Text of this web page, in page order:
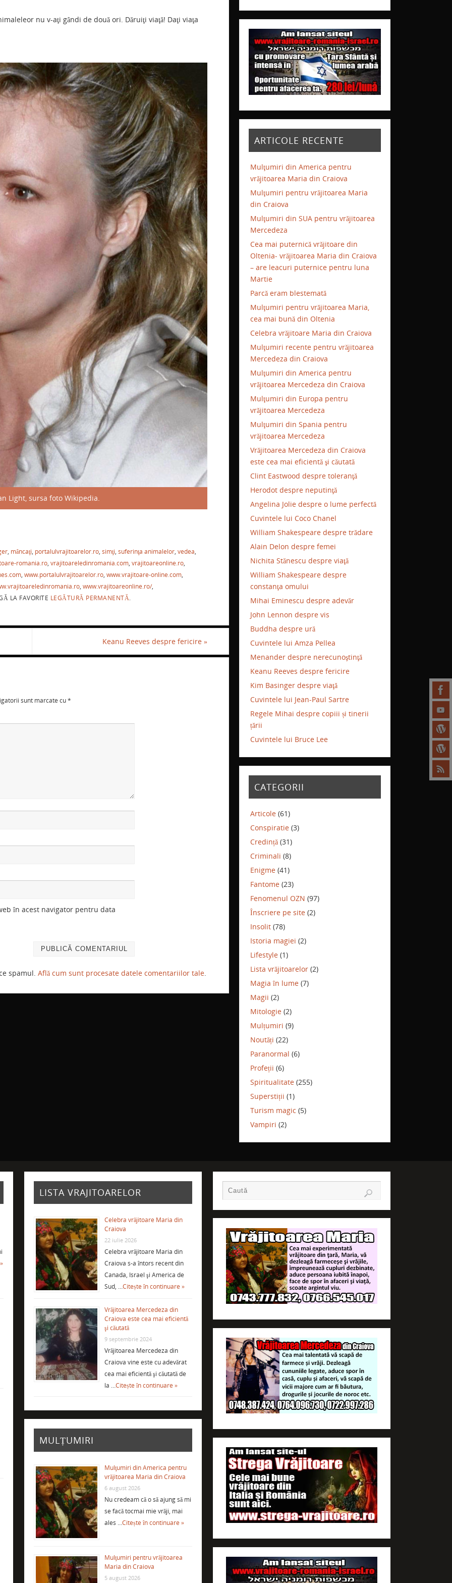
ar
nu v-aţi gândi de două ori. Dăruiţi viaţă! Daţi viaţa
Light, sursa foto Wikipedia.
, mâncaţi portalulvrajitoarelor.ro, simţi suferinţa animalelor, vedea
romania.ro, vrajitoareledinromania.com, vrajitoareonline.ro,
www.portalulvrajitoarelor.ro www.vrajitoare-online.com
www.vrajitoareonline.ro/
LA FAVORITE LEGĂTURĂ PERMANENTĂ
Keanu Reeves despre fericire »
sunt marcate cu*
în acest navigator pentru data
spamul. Află cum sunt procesate datele comentariilor tale.
ARTICOLE RECENTE
Mulţumiri din America pentru
vrăjitoarea Maria din Craiova
Mulţumiri pentru vrăjitoarea Maria
din Craiova
Mulţumiri din SUA pentru vrăjitoarea
Mercedeza
Cea mai puternică vrăjitoare din
Oltenia- vrăjitoarea Maria din Craiova
– are leacuri puternice pentru luna
Martie
Parcă eram blestemată
Mulţumiri pentru vrăjitoarea Maria,
cea mai bună din Oltenia
Celebra vrăjitoare Maria din Craiova
Mulţumiri recente pentru vrăjitoarea
Mercedeza din Craiova
Mulţumiri din America pentru
vrăjitoarea Mercedeza din Craiova
Mulţumiri din Europa pentru
vrăjitoarea Mercedeza
Mulţumiri din Spania pentru
vrăjitoarea Mercedeza
Vrăjitoarea Mercedeza din Craiova
este cea mai eficientă şi căutată
Clint Eastwood despre toleranţă
Herodot despre neputinţă
Angelina Jolie despre o lume perfectă
Cuvintele lui Coco Chanel
William Shakespeare despre trădare
Alain Delon despre femei
Nichita Stănescu despre viaţă
William Shakespeare despre
constanţa omului
Mihai Eminescu despre adevăr
John Lennon despre vis
Buddha despre ură
Cuvintele lui Amza Pellea
Menander despre nerecunoştinţă
Keanu Reeves despre fericire
Kim Basinger despre viaţă
Cuvintele lui Jean-Paul Sartre
Regele Mihai despre copiii și tinerii
țării
Cuvintele lui Bruce Lee
CATEGORII
Articole (61)
Conspiratie (3)
Credință (31)
Criminali (8)
Enigme (41)
Fantome (23)
Fenomenul OZN (97)
Înscriere pe site (2)
Insolit (78)
Istoria magiei (2)
Lifestyle (1)
Lista vrăjitoarelor (2)
Magia în lume (7)
Magii (2)
Mitologie (2)
Mulțumiri (9)
Noutăți (22)
Paranormal (6)
Profeții (6)
Spiritualitate (255)
Superstiții (1)
Turism magic (5)
Vampiri (2)
LISTA VRAJITOARELOR
Celebra vrăjitoare Maria din
Craiova
22 iulie 2026
Celebra vrăjitoare Maria din
Craiova s-a întors recent din
Canada, Israel şi America de
Sud, …Citește în continuare »
Vrăjitoarea Mercedeza din
Craiova este cea mai eficientă
şi căutată
9 septembrie 2024
Vrăjitoarea Mercedeza din
Craiova vine este cu adevărat
cea mai eficientă şi căutată de
la …Citește în continuare »
MULȚUMIRI
Mulţumiri din America pentru
vrăjitoarea Maria din Craiova
6 august 2026
Nu credeam că o să ajung să mi
se facă tocmai mie vrăji, mai
ales …Citește în continuare »
Mulţumiri pentru vrăjitoarea
Maria din Craiova
5 august 2026